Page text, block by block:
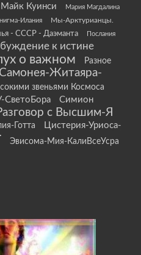
Майк Куинси Мария Магдалина
Илания
Мы-Арктурианцы.
- СССР - Даэманта
Послания
к истине
о важном Разное
Самонея-Житаяра-
звеньями Космоса
СветоБора Симион
с Высшим-Я
Готта
Цистерия-Уриоса-
Эвисома-Мия-КалиВсеУсра